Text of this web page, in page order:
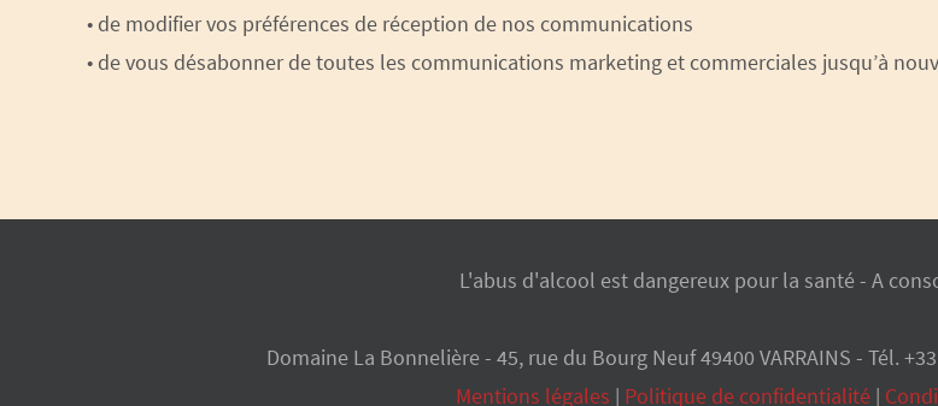
• de modifier vos préférences de réception de nos communications
• de vous désabonner de toutes les communications marketing et commerciales jusqu’à
L'abus d'alcool est dangereux pour la santé - A
Domaine La Bonnelière - 45, rue du Bourg Neuf 49400 VARRAINS - Tél.
Mentions légales | Politique de confidentialité |